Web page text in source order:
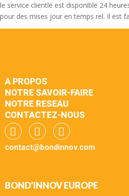
le service clientle est disponible 24
pour des mises jour en temps rel. Il est
A PROPOS
NOTRE SAVOIR-FAIRE
NOTRE RESEAU
CONTACTEZ-NOUS
contact@bondinnov.com
BOND'INNOV EUROPE